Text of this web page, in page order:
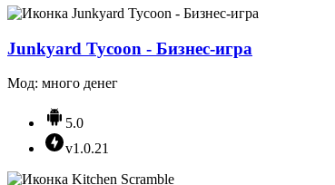
Junkyard Tycoon - Бизнес-игра
Мод: много денег
5.0
v1.0.21